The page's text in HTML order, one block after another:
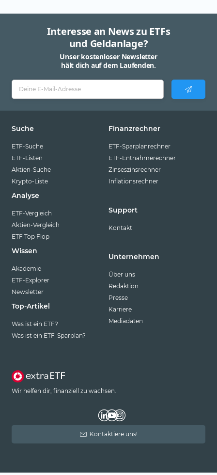
Interesse an News zu ETFs
und Geldanlage?
Unser kostenloser Newsletter
hält dich auf dem Laufenden.
Suche
ETF-Suche
ETF-Listen
Aktien-Suche
Krypto-Liste
Analyse
ETF-Vergleich
Aktien-Vergleich
ETF Top Flop
Wissen
Akademie
ETF-Explorer
Newsletter
Top-Artikel
Was ist ein ETF?
Was ist ein ETF-Sparplan?
Finanzrechner
ETF-Sparplanrechner
ETF-Entnahmerechner
Zinseszinsrechner
Inflationsrechner
Support
Kontakt
Unternehmen
Über uns
Redaktion
Presse
Karriere
Mediadaten
Wir helfen dir, finanziell zu wachsen.
Kontaktiere uns!